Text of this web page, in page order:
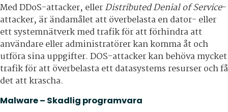
Med DDoS-attacker, ellerDistributed Denial of Service-
attacker, är ändamålet att överbelasta en dator- eller
ett systemnätverk med trafik för att förhindra att
användare eller administratörer kan komma åt och
utföra sina uppgifter. DOS-attacker kan behöva mycket
trafik för att överbelasta ett datasystems resurser och få
det att krascha.
Malware – Skadlig programvara